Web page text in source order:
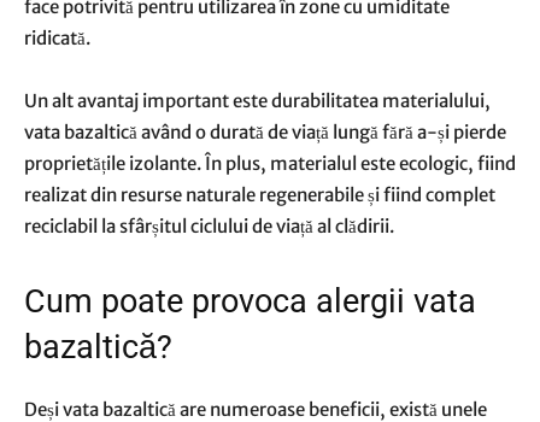
face potrivită pentru utilizarea în zone cu umiditate
ridicată.
Un alt avantaj important este durabilitatea materialului,
vata bazaltică având o durată de viață lungă fără a-și pierde
proprietățile izolante. În plus, materialul este ecologic, fiind
realizat din resurse naturale regenerabile și fiind complet
reciclabil la sfârșitul ciclului de viață al clădirii.
Cum poate provoca alergii vata
bazaltică?
Deși vata bazaltică are numeroase beneficii, există unele